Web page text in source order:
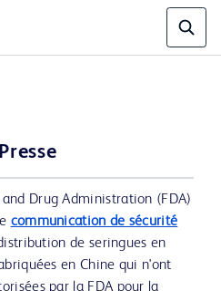
Drug Administration (FDA)
communication de sécurité
de seringues en
en Chine qui n'ont
par la FDA pour la